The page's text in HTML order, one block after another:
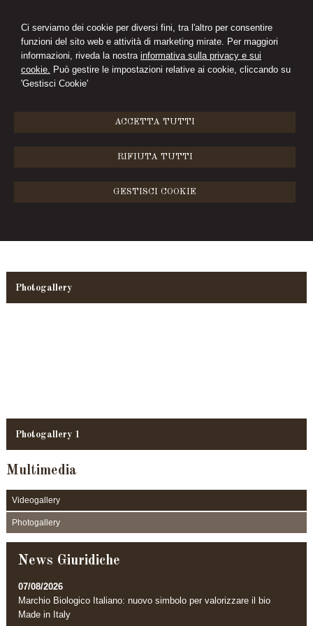
Ci serviamo dei cookie per diversi fini, tra l'altro per consentire
funzioni del sito web e attività di marketing mirate. Per maggiori
informazioni, riveda la nostra informativa sulla privacy e sui
cookie. Può gestire le impostazioni relative ai cookie, cliccando su
'Gestisci Cookie'
ACCETTA TUTTI
RIFIUTA TUTTI
GESTISCI COOKIE
ELEONORA PINI
STUDIO LEGALE
Photogallery
Photogallery 1
Multimedia
Videogallery
Photogallery
News Giuridiche
07/08/2026
Marchio Biologico Italiano: nuovo simbolo per valorizzare il bio
Made in Italy